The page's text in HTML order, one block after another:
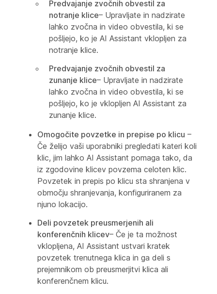
Predvajanje zvočnih obvestil za
notranje klice– Upravljate in nadzirate
lahko zvočna in video obvestila, ki se
pošljejo, ko je AI Assistant vklopljen za
notranje klice.
Predvajanje zvočnih obvestil za
zunanje klice– Upravljate in nadzirate
lahko zvočna in video obvestila, ki se
pošljejo, ko je vklopljen AI Assistant za
zunanje klice.
Omogočite povzetke in prepise po klicu –
Če želijo vaši uporabniki pregledati kateri koli
klic, jim lahko AI Assistant pomaga tako, da
iz zgodovine klicev povzema celoten klic.
Povzetek in prepis po klicu sta shranjena v
območju shranjevanja, konfiguriranem za
njuno lokacijo.
Deli povzetek preusmerjenih ali
konferenčnih klicev– Če je ta možnost
vklopljena, AI Assistant ustvari kratek
povzetek trenutnega klica in ga deli s
prejemnikom ob preusmerjitvi klica ali
konferenčnem klicu.